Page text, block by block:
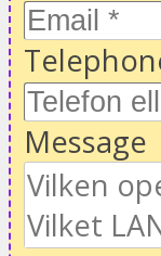
Message